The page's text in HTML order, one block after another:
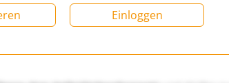
Einloggen